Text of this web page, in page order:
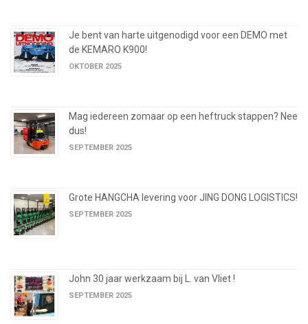
Je bent van harte uitgenodigd voor een DEMO met
de KEMARO K900!
OKTOBER 2025
Mag iedereen zomaar op een heftruck stappen? Nee
dus!
SEPTEMBER 2025
Grote HANGCHA levering voor JING DONG LOGISTICS!
SEPTEMBER 2025
John 30 jaar werkzaam bij L. van Vliet !
SEPTEMBER 2025